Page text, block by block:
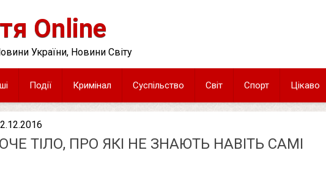
Online
України, Новини Світу
Події Кримінал Суспільство Світ Спорт Цікаво
ТІЛО, ПРО ЯКІ НЕ ЗНАЮТЬ НАВІТЬ САМІ